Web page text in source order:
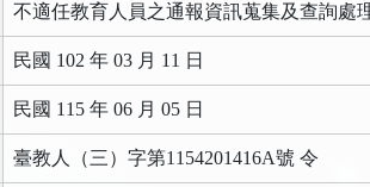
不適任教育人員之通報資訊蒐集及查詢處
民國 102 年 03 月 11 日
民國 115 年 06 月 05 日
臺教人（三）字第1154201416A號 令